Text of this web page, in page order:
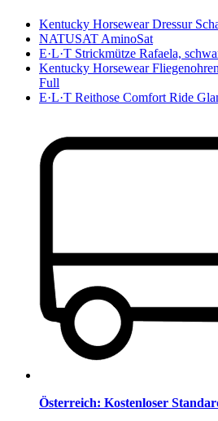
Kentucky Horsewear Dressur
NATUSAT AminoSat
E·L·T Strickmütze Rafaela,
Kentucky Horsewear
Full
E·L·T Reithose Comfort Ride
Österreich: Kostenloser